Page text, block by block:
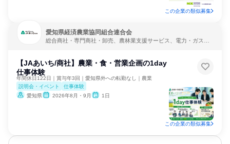
この企業の類似募集
愛知県経済農業協同組合連合会
総合商社・専門商社・卸売、農林業支援サービス、電力・ガス・
【JAあいち/商社】農業・食・営業企画の1day
仕事体験
年間休日122日｜賞与年3回｜愛知県外への転勤なし｜農業
説明会・イベント
仕事体験
愛知県
2026年8月・9月 1日
この企業の類似募集